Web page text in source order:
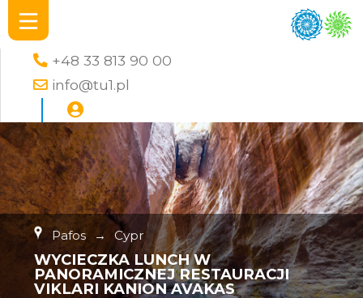
+48 33 813 90 00
info@tu1.pl
Pafos → Cypr
WYCIECZKA LUNCH W
PANORAMICZNEJ RESTAURACJI
VIKLARI KANION AVAKAS